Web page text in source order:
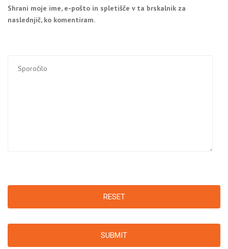
Shrani moje ime, e-pošto in spletišče v ta brskalnik za
naslednjič, ko komentiram.
RESET
SUBMIT